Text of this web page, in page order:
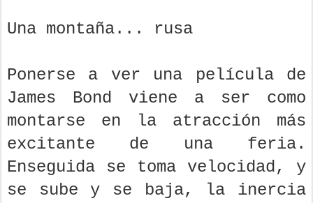
Una montaña... rusa
Ponerse a ver una película de
James Bond viene a ser como
montarse en la atracción más
excitante de una feria.
Enseguida se toma velocidad, y
se sube y se baja, la inercia